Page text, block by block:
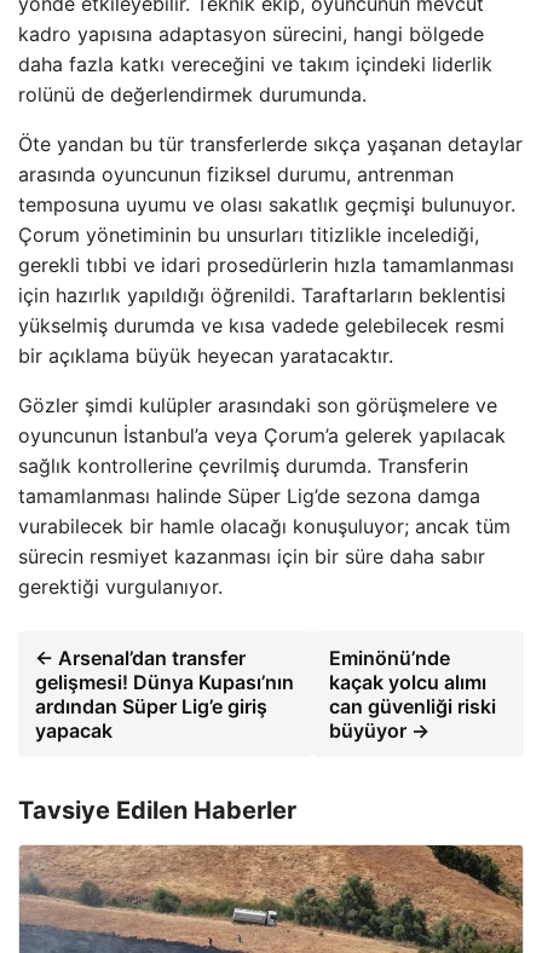
kadro yapısına adaptasyon sürecini, hangi bölgede
daha fazla katkı vereceğini ve takım içindeki liderlik
rolünü de değerlendirmek durumunda.
Öte yandan bu tür transferlerde sıkça yaşanan detaylar
arasında oyuncunun fiziksel durumu, antrenman
temposuna uyumu ve olası sakatlık geçmişi bulunuyor.
Çorum yönetiminin bu unsurları titizlikle incelediği,
gerekli tıbbi ve idari prosedürlerin hızla tamamlanması
için hazırlık yapıldığı öğrenildi. Taraftarların beklentisi
yükselmiş durumda ve kısa vadede gelebilecek resmi
bir açıklama büyük heyecan yaratacaktır.
Gözler şimdi kulüpler arasındaki son görüşmelere ve
oyuncunun İstanbul’a veya Çorum’a gelerek yapılacak
sağlık kontrollerine çevrilmiş durumda. Transferin
tamamlanması halinde Süper Lig’de sezona damga
vurabilecek bir hamle olacağı konuşuluyor; ancak tüm
sürecin resmiyet kazanması için bir süre daha sabır
gerektiği vurgulanıyor.
← Arsenal’dan transfer
gelişmesi! Dünya Kupası’nın
ardından Süper Lig’e giriş
yapacak
Eminönü’nde
kaçak yolcu alımı
can güvenliği riski
büyüyor →
Tavsiye Edilen Haberler